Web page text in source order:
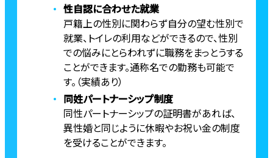
性自認に合わせた就業
戸籍上の性別に関わらず自分の望む性別で
就業、トイレの利用などができるので、性別
での悩みにとらわれずに職務をまっとうする
ことができます。通称名での勤務も可能で
す。（実績あり）
同姓パートナーシップ制度
同性パートナーシップの証明書があれば、
異性婚と同じように休暇やお祝い金の制度
を受けることができます。